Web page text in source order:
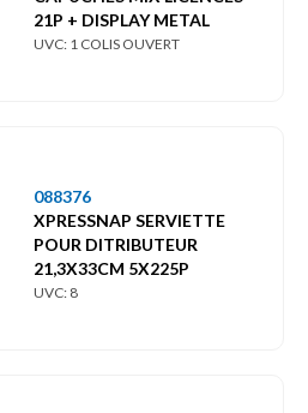
21P + DISPLAY METAL
UVC: 1 COLIS OUVERT
088376
XPRESSNAP SERVIETTE
POUR DITRIBUTEUR
21,3X33CM 5X225P
UVC: 8